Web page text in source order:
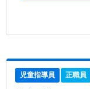
児童指導員 正職員